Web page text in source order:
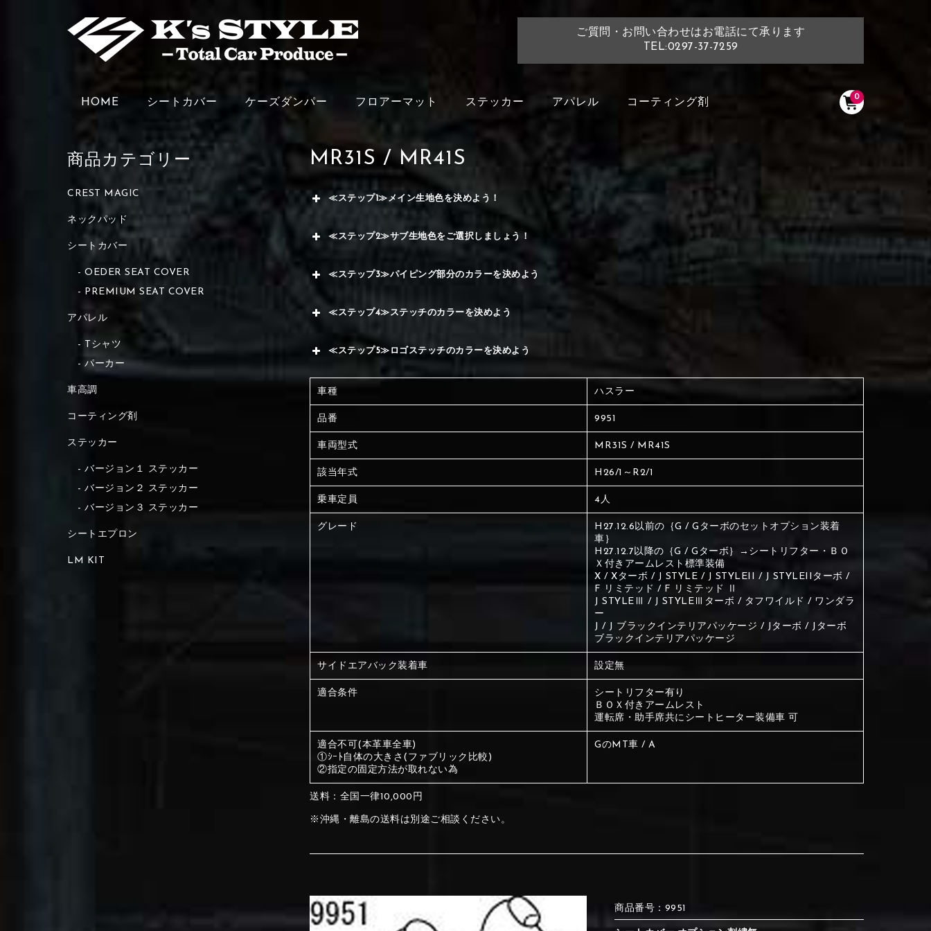
ご質問・お問い合わせはお電話にて承ります
TEL:0297-37-7259
0
HOME シートカバー ケーズダンパー フロアーマット ステッカー アパレル コーティング剤
MR31S / MR41S
≪ステップ1≫メイン生地色を決めよう！
赤く塗られている場所を選択
ください
①Beige ②Gray ③Red ④Brown
⑤Dark Brown
⑨Pink ⑩White
≪ステップ2≫サブ生地色をご選択しましょう！
赤く塗られている部分にカラ
ー選択ください
③Red
⑤Dark Brown ⑥Yellow
≪ステップ3≫パイピング部分のカラーを決めよう
ください
①Beige ②Gray ③Red ④Brown
⑤Dark Brown ⑥Yellow ⑦Blue
≪ステップ4≫ステッチのカラーを決めよう
赤く塗られている場所を選択
ください
刺繍は下記21種類からご選択ください。
①Black ②Gray ③Light gray ④Beige
≪ステップ5≫ロゴステッチのカラーを決めよう
赤く塗られている場所を選択
ください
①Black
車種 ハスラー
品番 9951
車両型式 MR31S / MR41S
該当年式 H26/1～R2/1
乗車定員 4人
グレード
H27.12.6以前の｛G / Gターボのセットオプション装着
車｝
H27.12.7以降の｛G / Gターボ｝→シートリフター・ＢＯ
Ｘ付きアームレスト標準装備
X / Xターボ / J STYLE / J STYLEII / J STYLEIIターボ /
F リミテッド / F リミテッド Ⅱ
J STYLEⅢ / J STYLEⅢターボ / タフワイルド / ワンダラ
ー
J / J ブラックインテリアパッケージ / Jターボ / Jターボ
ブラックインテリアパッケージ
サイドエアバック装着車 設定無
適合条件
シートリフター有り
ＢＯＸ付きアームレスト
運転席・助手席共にシートヒーター装備車 可
適合不可(本革車全車)
①ｼｰﾄ自体の大きさ(ファブリック比較)
②指定の固定方法が取れない為
GのMT車 / A
送料：全国一律10,000円
※沖縄・離島の送料は別途ご相談ください。
商品番号：9951
商品カテゴリー
CREST MAGIC
ネックパッド
シートカバー
OEDER SEAT COVER
PREMIUM SEAT COVER
アパレル
Tシャツ
パーカー
車高調
コーティング剤
ステッカー
バージョン１ ステッカー
バージョン２ ステッカー
バージョン３ ステッカー
シートエプロン
LM KIT